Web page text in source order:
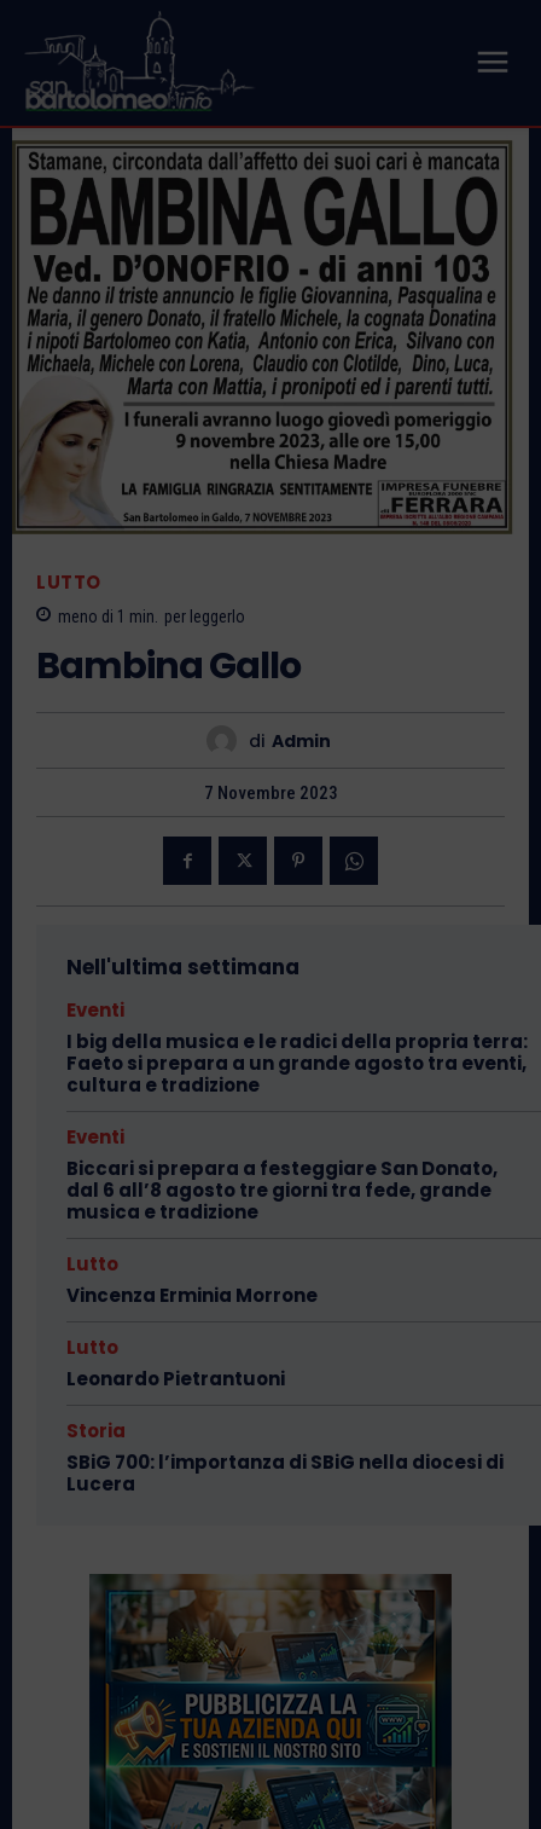
LUTTO
meno di 1 min. per leggerlo
Bambina Gallo
di Admin
7 Novembre 2023
Nell'ultima settimana
Eventi
I big della musica e le radici della propria terra:
Faeto si prepara a un grande agosto tra eventi,
cultura e tradizione
Eventi
Biccari si prepara a festeggiare San Donato,
dal 6 all’8 agosto tre giorni tra fede, grande
musica e tradizione
Lutto
Vincenza Erminia Morrone
Lutto
Leonardo Pietrantuoni
Storia
SBiG 700: l’importanza di SBiG nella diocesi di
Lucera